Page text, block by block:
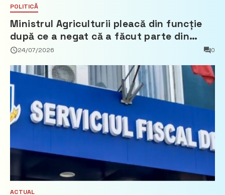
POLITICĂ
Ministrul Agriculturii pleacă din funcție
după ce a negat că a făcut parte din
Partidul Democrat
24/07/2026 0
ACTUAL